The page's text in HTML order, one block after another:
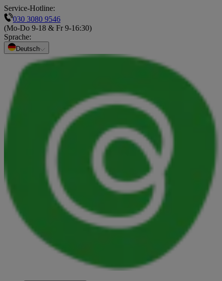
Service-Hotline:
030 3080 9546
(Mo-Do 9-18 & Fr 9-16:30)
Sprache:
Deutsch